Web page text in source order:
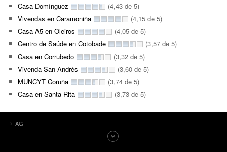
Casa Domínguez
(4,43 de 5)
Vivendas en Caramoniña
(4,15 de 5)
Casa A5 en Oleiros
(4,05 de 5)
Centro de Saúde en Cotobade
(3,57 de 5)
Casa en Corrubedo
(3,32 de 5)
Vivenda San Andrés
(3,60 de 5)
MUNCYT Coruña
(3,74 de 5)
Casa en Santa Rita
(3,73 de 5)
AG